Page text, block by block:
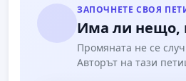
ЗАПОЧНЕТЕ СВОЯ
Има ли нещо,
Промяната не се
Авторът на тази